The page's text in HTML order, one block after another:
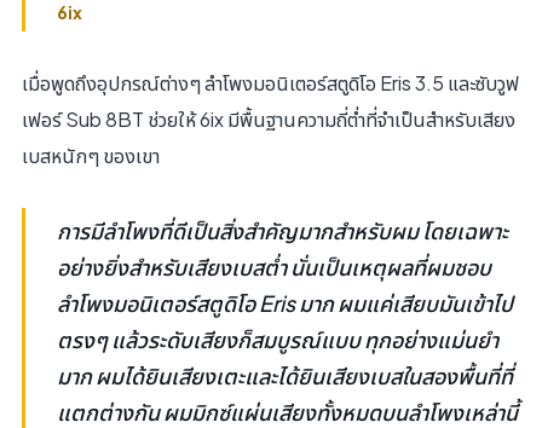
6ix
เมื่อพูดถึงอุปกรณ์ต่างๆ ลำโพงมอนิเตอร์สตูดิโอ Eris 3.5 และซับวูฟ
เฟอร์ Sub 8BT ช่วยให้ 6ix มีพื้นฐานความถี่ต่ำที่จำเป็นสำหรับเสียง
เบสหนักๆ ของเขา
การมีลำโพงที่ดีเป็นสิ่งสำคัญมากสำหรับผม โดยเฉพาะ
อย่างยิ่งสำหรับเสียงเบสต่ำ นั่นเป็นเหตุผลที่ผมชอบ
ลำโพงมอนิเตอร์สตูดิโอ Eris มาก ผมแค่เสียบมันเข้าไป
ตรงๆ แล้วระดับเสียงก็สมบูรณ์แบบ ทุกอย่างแม่นยำ
มาก ผมได้ยินเสียงเตะและได้ยินเสียงเบสในสองพื้นที่ที่
แตกต่างกัน ผมมิกซ์แผ่นเสียงทั้งหมดบนลำโพงเหล่านี้